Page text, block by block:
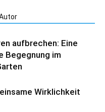
aufbrechen: Eine
Begegnung im
Wirklichkeit